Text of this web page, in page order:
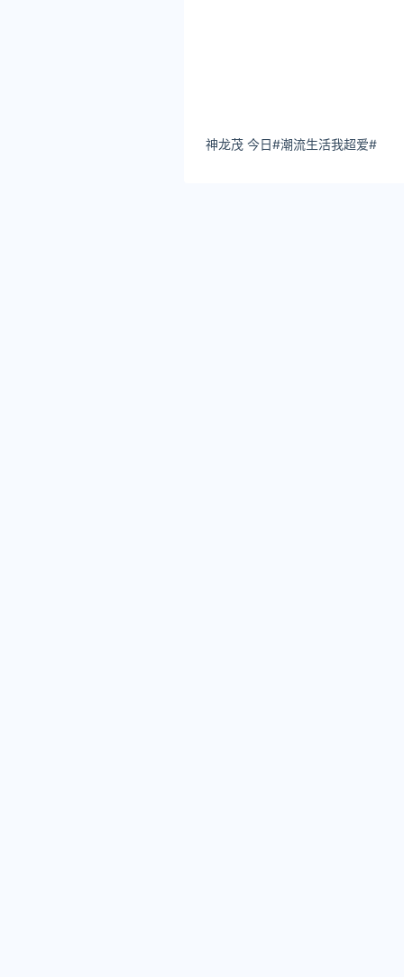
神龙茂 今日#潮流生活我超爱# ​​​